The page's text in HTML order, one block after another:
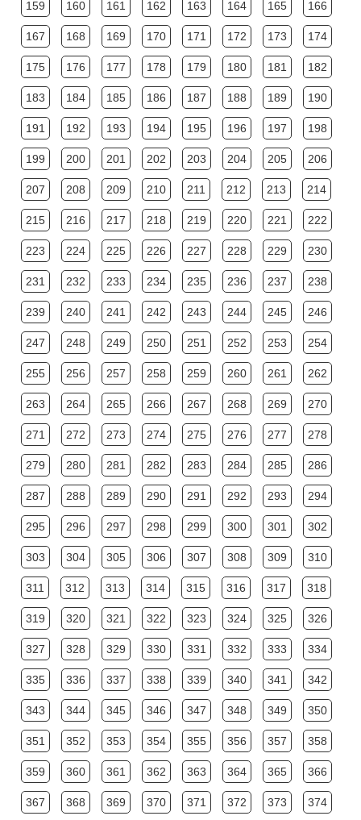
159 160 161 162 163 164 165 166
167 168 169 170 171 172 173 174
175 176 177 178 179 180 181 182
183 184 185 186 187 188 189 190
191 192 193 194 195 196 197 198
199 200 201 202 203 204 205 206
207 208 209 210 211 212 213 214
215 216 217 218 219 220 221 222
223 224 225 226 227 228 229 230
231 232 233 234 235 236 237 238
239 240 241 242 243 244 245 246
247 248 249 250 251 252 253 254
255 256 257 258 259 260 261 262
263 264 265 266 267 268 269 270
271 272 273 274 275 276 277 278
279 280 281 282 283 284 285 286
287 288 289 290 291 292 293 294
295 296 297 298 299 300 301 302
303 304 305 306 307 308 309 310
311 312 313 314 315 316 317 318
319 320 321 322 323 324 325 326
327 328 329 330 331 332 333 334
335 336 337 338 339 340 341 342
343 344 345 346 347 348 349 350
351 352 353 354 355 356 357 358
359 360 361 362 363 364 365 366
367 368 369 370 371 372 373 374